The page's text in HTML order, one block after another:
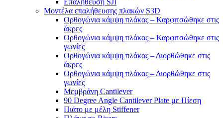
Επαλήθευση SJI
Μοντέλα επαλήθευσης πλακών S3D
Ορθογώνια κάμψη πλάκας – Καρφιτσώθηκε στις
άκρες
Ορθογώνια κάμψη πλάκας – Καρφιτσώθηκε στις
γωνίες
Ορθογώνια κάμψη πλάκας – Διορθώθηκε στις
άκρες
Ορθογώνια κάμψη πλάκας – Διορθώθηκε στις
γωνίες
Μεμβράνη Cantilever
90 Degree Angle Cantilever Plate με Πίεση
Πιάτο με μέλη Stiffener